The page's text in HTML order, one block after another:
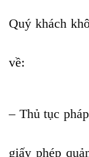
Quý khách
về:
– Thủ tục
giấy phép